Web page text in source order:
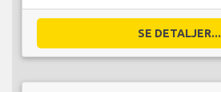
SE DETALJER...